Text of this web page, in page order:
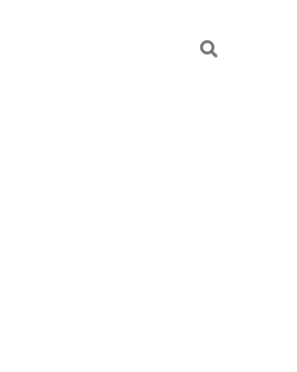
hiltonbet-giris.com/